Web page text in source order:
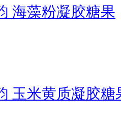
海藻粉凝胶糖果
玉米黄质凝胶糖